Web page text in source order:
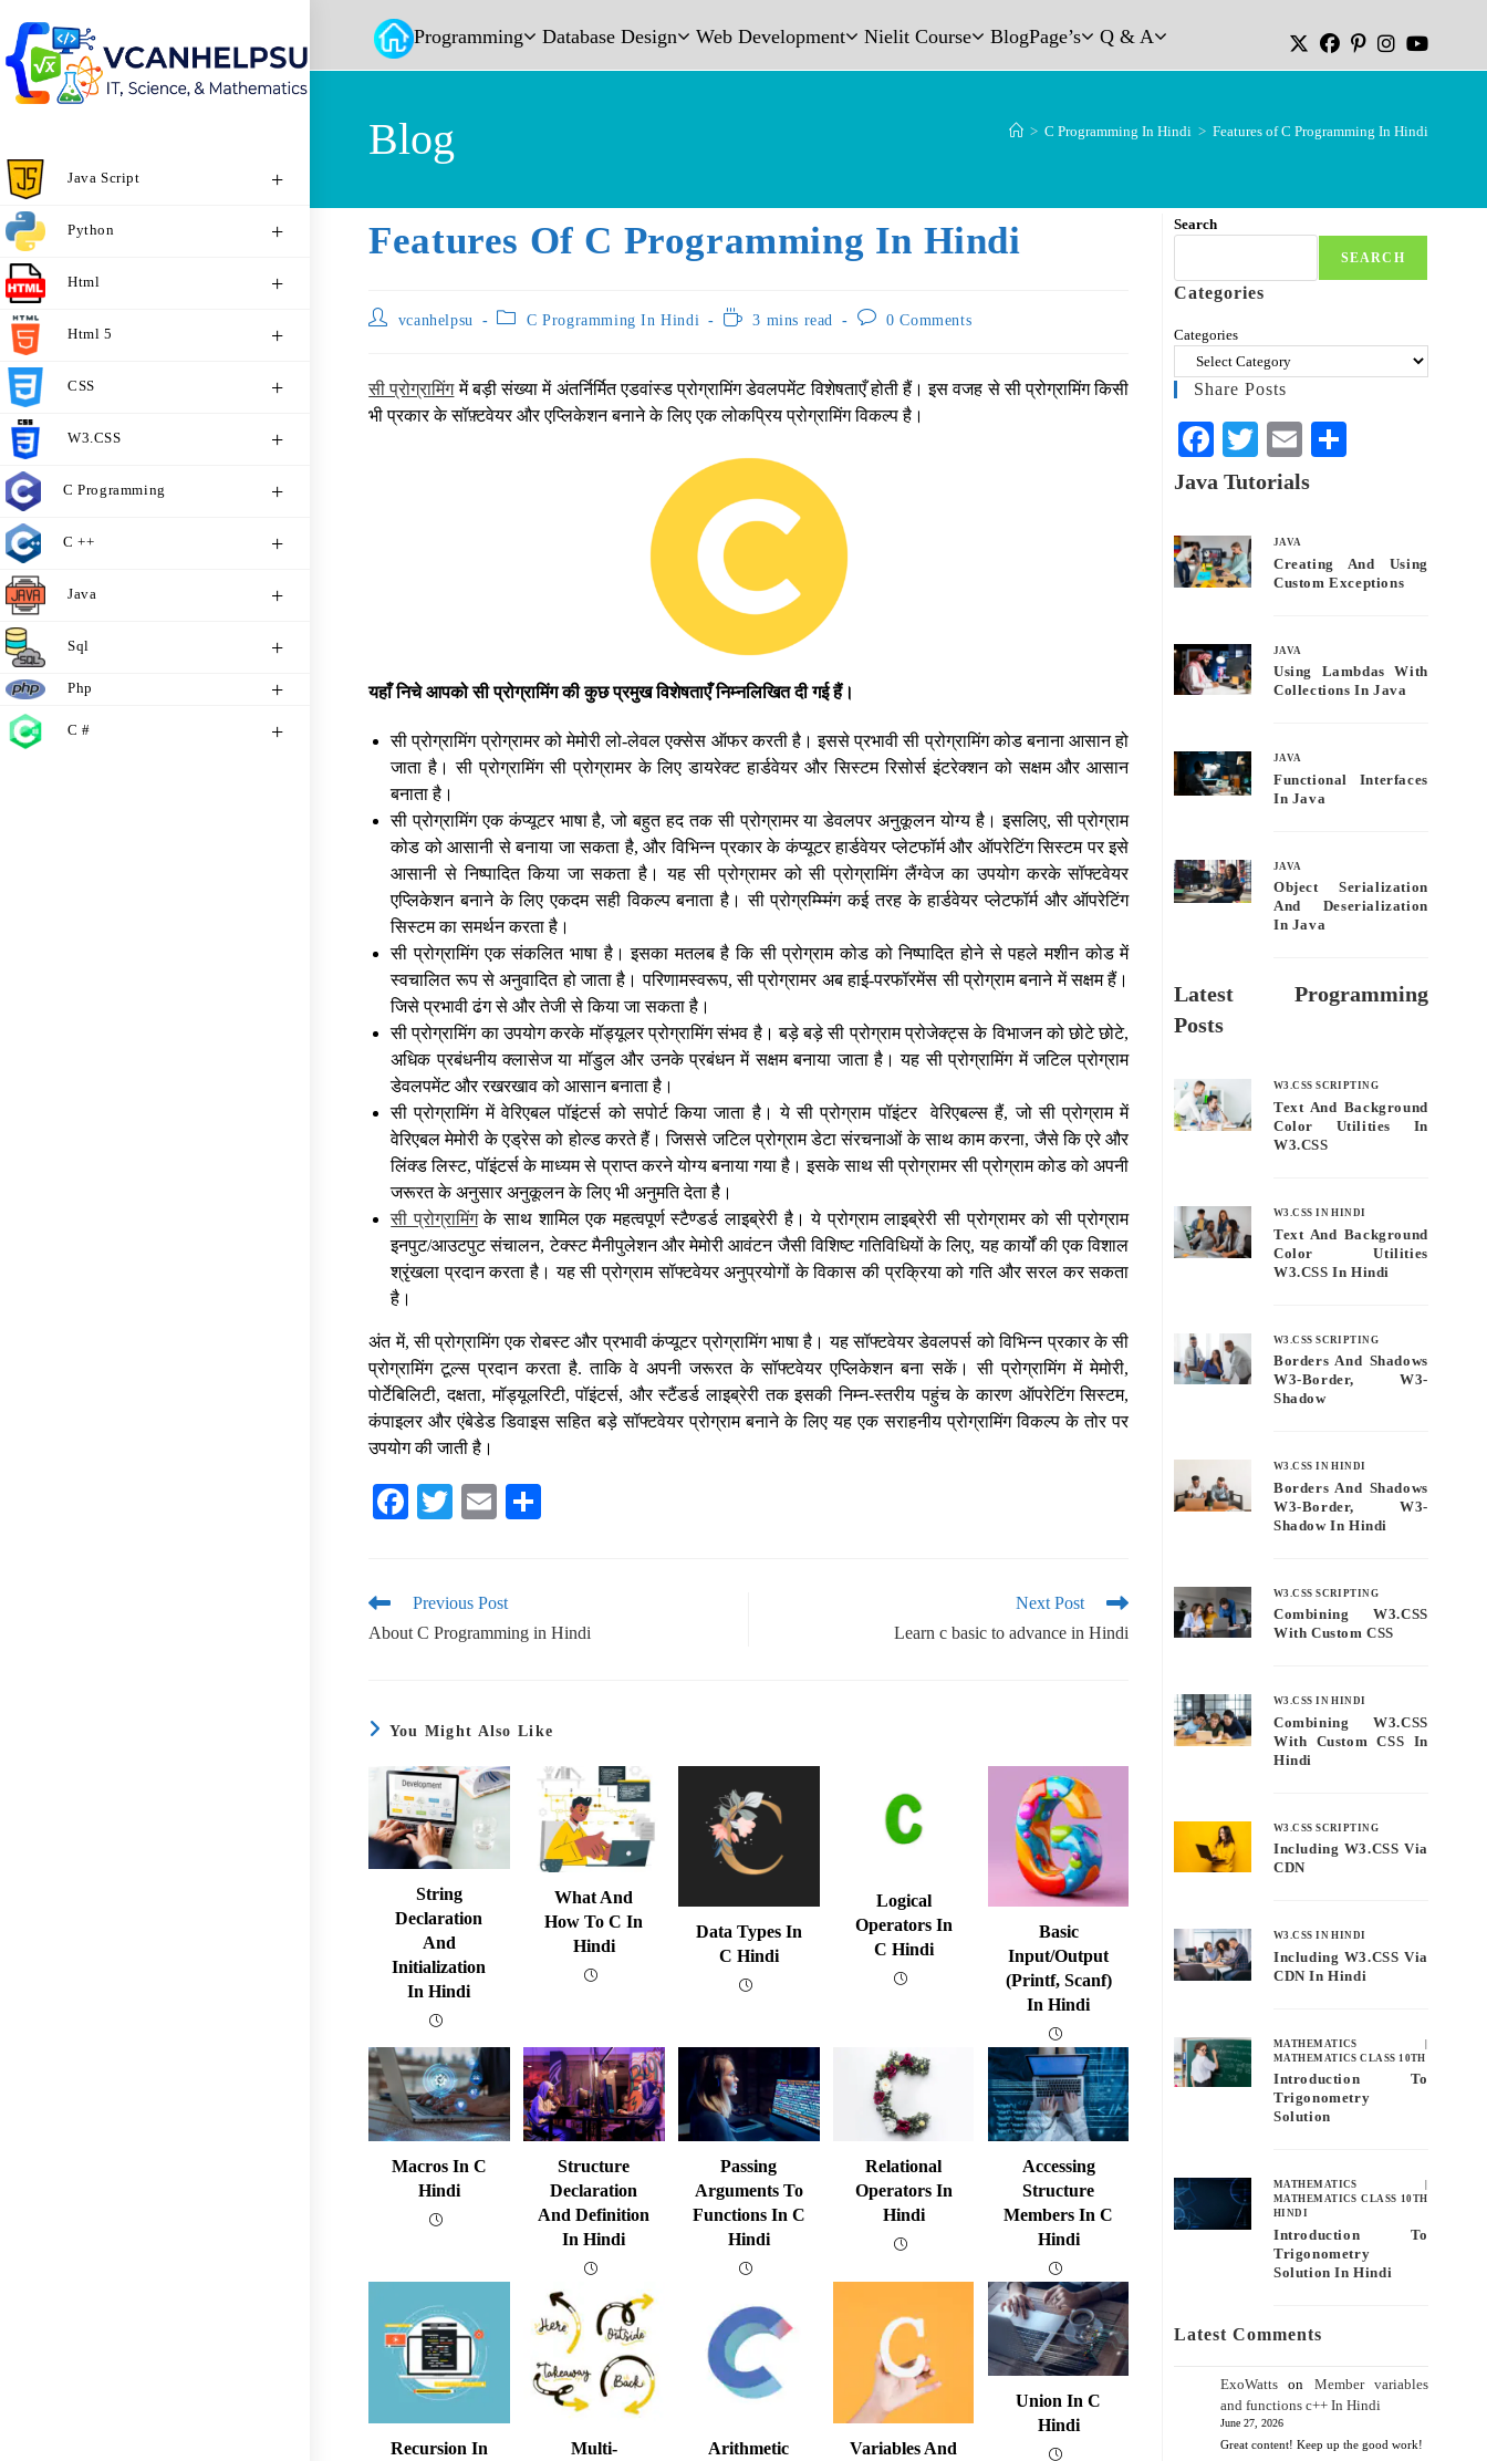
Programming Database Design Web Development Nielit Course BlogPage’s Q & A
Java Script
Python
Html
Html 5
CSS
W3.CSS
C Programming
C ++
Java
Sql
Php
C #
Blog > C Programming In Hindi > Features of C Programming In Hindi
Features Of C Programming In Hindi
vcanhelpsu C Programming In Hindi 3 mins read 0 Comments
सी प्रोग्रामिंगमें बड़ी संख्या में अंतर्निर्मित एडवांस्ड प्रोग्रामिंग डेवलपमेंट विशेषताएँ होती हैं। इस वजह से सी प्रोग्रामिंग किसी
भी प्रकार के सॉफ़्टवेयर और एप्लिकेशन बनाने के लिए एक लोकप्रिय प्रोग्रामिंग विकल्प है।
यहाँ निचे आपको सी प्रोग्रामिंग की कुछ प्रमुख विशेषताएँ निम्नलिखित दी गई हैं।
सी प्रोग्रामिंग प्रोग्रामर को मेमोरी लो-लेवल एक्सेस ऑफर करती है। इससे प्रभावी सी प्रोग्रामिंग कोड बनाना आसान हो
जाता है। सी प्रोग्रामिंग सी प्रोग्रामर के लिए डायरेक्ट हार्डवेयर और सिस्टम रिसोर्स इंटरेक्शन को सक्षम और आसान
बनाता है।
सी प्रोग्रामिंग एक कंप्यूटर भाषा है, जो बहुत हद तक सी प्रोग्रामर या डेवलपर अनुकूलन योग्य है। इसलिए, सी प्रोग्राम
कोड को आसानी से बनाया जा सकता है, और विभिन्न प्रकार के कंप्यूटर हार्डवेयर प्लेटफॉर्म और ऑपरेटिंग सिस्टम पर इसे
आसानी से निष्पादित किया जा सकता है। यह सी प्रोग्रामर को सी प्रोग्रामिंग लैंग्वेज का उपयोग करके सॉफ्टवेयर
एप्लिकेशन बनाने के लिए एकदम सही विकल्प बनाता है। सी प्रोग्रम्म्मिंग कई तरह के हार्डवेयर प्लेटफॉर्म और ऑपरेटिंग
सिस्टम का समर्थन करता है।
सी प्रोग्रामिंग एक संकलित भाषा है। इसका मतलब है कि सी प्रोग्राम कोड को निष्पादित होने से पहले मशीन कोड में
स्वचालित रूप से अनुवादित हो जाता है। परिणामस्वरूप, सी प्रोग्रामर अब हाई-परफॉरमेंस सी प्रोग्राम बनाने में सक्षम हैं।
जिसे प्रभावी ढंग से और तेजी से किया जा सकता है।
सी प्रोग्रामिंग का उपयोग करके मॉड्यूलर प्रोग्रामिंग संभव है। बड़े बड़े सी प्रोग्राम प्रोजेक्ट्स के विभाजन को छोटे छोटे,
अधिक प्रबंधनीय क्लासेज या मॉडुल और उनके प्रबंधन में सक्षम बनाया जाता है। यह सी प्रोग्रामिंग में जटिल प्रोग्राम
डेवलपमेंट और रखरखाव को आसान बनाता है।
सी प्रोग्रामिंग में वेरिएबल पॉइंटर्स को सपोर्ट किया जाता है। ये सी प्रोग्राम पॉइंटर वेरिएबल्स हैं, जो सी प्रोग्राम में
वेरिएबल मेमोरी के एड्रेस को होल्ड करते हैं। जिससे जटिल प्रोग्राम डेटा संरचनाओं के साथ काम करना, जैसे कि एरे और
लिंक्ड लिस्ट, पॉइंटर्स के माध्यम से प्राप्त करने योग्य बनाया गया है। इसके साथ सी प्रोग्रामर सी प्रोग्राम कोड को अपनी
जरूरत के अनुसार अनुकूलन के लिए भी अनुमति देता है।
सी प्रोग्रामिंगके साथ शामिल एक महत्वपूर्ण स्टैण्डर्ड लाइब्रेरी है। ये प्रोग्राम लाइब्रेरी सी प्रोग्रामर को सी प्रोग्राम
इनपुट/आउटपुट संचालन, टेक्स्ट मैनीपुलेशन और मेमोरी आवंटन जैसी विशिष्ट गतिविधियों के लिए, यह कार्यों की एक विशाल
श्रृंखला प्रदान करता है। यह सी प्रोग्राम सॉफ्टवेयर अनुप्रयोगों के विकास की प्रक्रिया को गति और सरल कर सकता
है।
अंत में, सी प्रोग्रामिंग एक रोबस्ट और प्रभावी कंप्यूटर प्रोग्रामिंग भाषा है। यह सॉफ्टवेयर डेवलपर्स को विभिन्न प्रकार के सी
प्रोग्रामिंग टूल्स प्रदान करता है. ताकि वे अपनी जरूरत के सॉफ्टवेयर एप्लिकेशन बना सकें। सी प्रोग्रामिंग में मेमोरी,
पोर्टेबिलिटी, दक्षता, मॉड्यूलरिटी, पॉइंटर्स, और स्टैंडर्ड लाइब्रेरी तक इसकी निम्न-स्तरीय पहुंच के कारण ऑपरेटिंग सिस्टम,
कंपाइलर और एंबेडेड डिवाइस सहित बड़े सॉफ्टवेयर प्रोग्राम बनाने के लिए यह एक सराहनीय प्रोग्रामिंग विकल्प के तोर पर
उपयोग की जाती है।
Fa
ok
T
r
E
Previous Post
About C Programming in Hindi
Next Post
Learn c basic to advance in Hindi
You Might Also Like
String
Declaration
And
Initialization
In Hindi
What And
How To C In
Hindi
Data Types In
C Hindi
Logical
Operators In
C Hindi
Basic
Input/output
(printf, Scanf)
In Hindi
Macros In C
Hindi
Structure
Declaration
And Definition
In Hindi
Passing
Arguments To
Functions In C
Hindi
Relational
Operators In
Hindi
Accessing
Structure
Members In C
Hindi
Recursion In
Multi-
Arithmetic
Variables And
Union In C
Hindi
Search
SEARCH
Categories
Categories
Share Posts
Fa
ce
ok
T
wi
E
m
Java Tutorials
JAVA
Creating And Using
Custom Exceptions
JAVA
Using Lambdas With
Collections In Java
JAVA
Functional Interfaces
In Java
JAVA
Object Serialization
And Deserialization
In Java
Latest Programming
Posts
W3.CSS SCRIPTING
Text And Background
Color Utilities In
W3.CSS
W3.CSS IN HINDI
Text And Background
Color Utilities
W3.CSS In Hindi
W3.CSS SCRIPTING
Borders And Shadows
W3-Border, W3-
Shadow
W3.CSS IN HINDI
Borders And Shadows
W3-Border, W3-
Shadow In Hindi
W3.CSS SCRIPTING
Combining W3.CSS
With Custom CSS
W3.CSS IN HINDI
Combining W3.CSS
With Custom CSS In
Hindi
W3.CSS SCRIPTING
Including W3.CSS Via
CDN
W3.CSS IN HINDI
Including W3.CSS Via
CDN In Hindi
MATHEMATICS
MATHEMATICS CLASS 10TH
Introduction To
Trigonometry
Solution
MATHEMATICS
MATHEMATICS CLASS 10TH
HINDI
Introduction To
Trigonometry
Solution In Hindi
Latest Comments
ExoWatts on Member variables
and functions c++ In Hindi
June 27, 2026
Great content! Keep up the good work!